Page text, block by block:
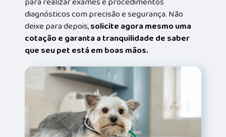
diagnósticos com precisão e segurança. Não
deixe para depois,solicite agora mesmo uma
cotação e garanta a tranquilidade de saber
que seu pet está em boas mãos.